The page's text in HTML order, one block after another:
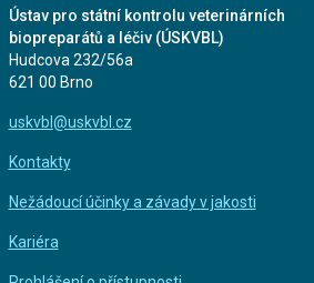
Ústav pro státní kontrolu veterinárních
biopreparátů a léčiv (ÚSKVBL)
Hudcova 232/56a
621 00 Brno
uskvbl@uskvbl.cz
Kontakty
Nežádoucí účinky a závady v jakosti
Kariéra